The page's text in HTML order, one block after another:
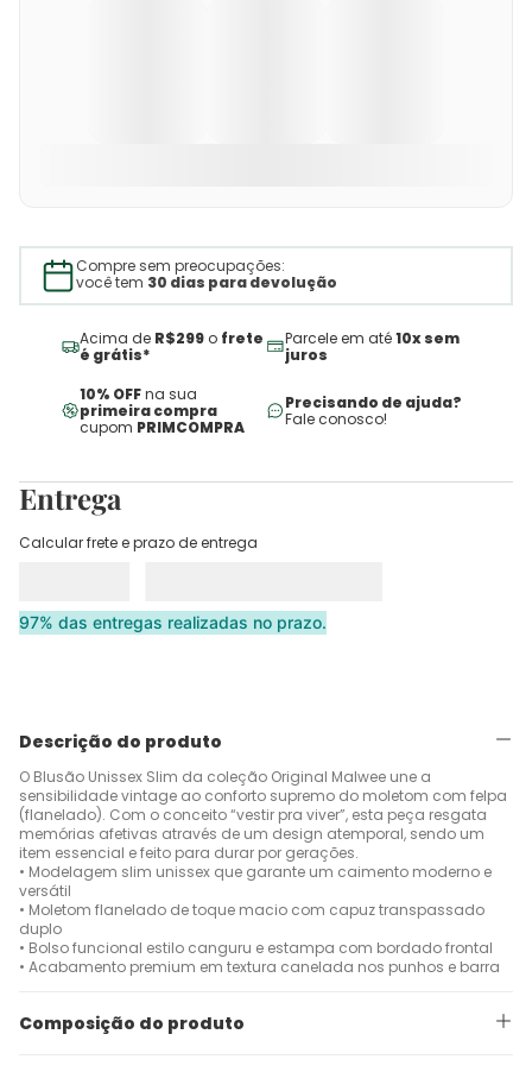
Compre sem preocupações:
você tem 30 dias para devolução
Acima de R$299 o frete
é grátis*
Parcele em até10x sem
juros
10% OFFna sua
primeira compra
cupom PRIMCOMPRA
Precisando de ajuda?
Fale conosco!
Entrega
Calcular frete e prazo de entrega
97% das entregas realizadas no prazo.
Descrição do produto
O Blusão Unissex Slim da coleção Original Malwee une a
sensibilidade vintage ao conforto supremo do moletom com felpa
(flanelado). Com o conceito “vestir pra viver”, esta peça resgata
memórias afetivas através de um design atemporal, sendo um
item essencial e feito para durar por gerações.
• Modelagem slim unissex que garante um caimento moderno e
versátil
• Moletom flanelado de toque macio com capuz transpassado
duplo
• Bolso funcional estilo canguru e estampa com bordado frontal
• Acabamento premium em textura canelada nos punhos e barra
Composição do produto